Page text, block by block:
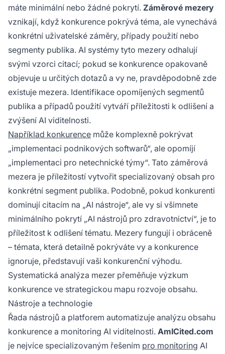
máte minimální nebo žádné pokrytí. Záměrové mezery
vznikají, když konkurence pokrývá téma, ale vynechává
konkrétní uživatelské záměry, případy použití nebo
segmenty publika. AI systémy tyto mezery odhalují
svými vzorci citací; pokud se konkurence opakovaně
objevuje u určitých dotazů a vy ne, pravděpodobně zde
existuje mezera. Identifikace opomíjených segmentů
publika a případů použití vytváří příležitosti k odlišení a
zvýšení AI viditelnosti.
Například konkurence může komplexně pokrývat
„implementaci podnikových softwarů“, ale opomíjí
„implementaci pro netechnické týmy“. Tato záměrová
mezera je příležitostí vytvořit specializovaný obsah pro
konkrétní segment publika. Podobně, pokud konkurenti
dominují citacím na „AI nástroje“, ale vy si všimnete
minimálního pokrytí „AI nástrojů pro zdravotnictví“, je to
příležitost k odlišení tématu. Mezery fungují i obráceně
– témata, která detailně pokrýváte vy a konkurence
ignoruje, představují vaši konkurenční výhodu.
Systematická analýza mezer přeměňuje výzkum
konkurence ve strategickou mapu rozvoje obsahu.
Nástroje a technologie
Řada nástrojů a platforem automatizuje analýzu obsahu
konkurence a monitoring AI viditelnosti. AmICited.com
je nejvíce specializovaným řešením pro monitoring AI